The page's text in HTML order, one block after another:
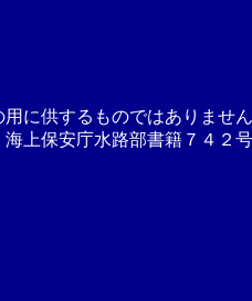
に供するものではありませ
上保安庁水路部書籍７４２